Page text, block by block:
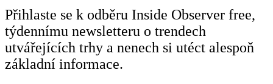
Přihlaste se k odběru Inside Observer free,
týdennímu newsletteru o trendech
utvářejících trhy a nenech si utéct alespoň
základní informace.